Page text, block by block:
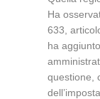
Ha
633,
ha
questione,
dell’imposta.